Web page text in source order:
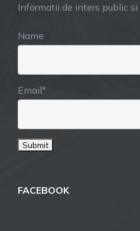
Informatii de inters public
Name
Email*
FACEBOOK